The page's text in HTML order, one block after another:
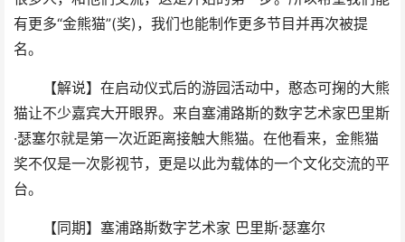
有更多“金熊猫”(奖)，我们也能制作更多节目并再次被提
名。
【解说】在启动仪式后的游园活动中，憨态可掬的大熊
猫让不少嘉宾大开眼界。来自塞浦路斯的数字艺术家巴里斯
·瑟塞尔就是第一次近距离接触大熊猫。在他看来，金熊猫
奖不仅是一次影视节，更是以此为载体的一个文化交流的平
台。
【同期】塞浦路斯数字艺术家 巴里斯·瑟塞尔